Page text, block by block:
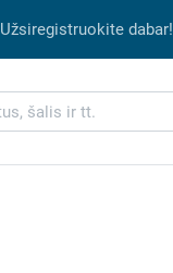
Užsiregistruokite dabar!